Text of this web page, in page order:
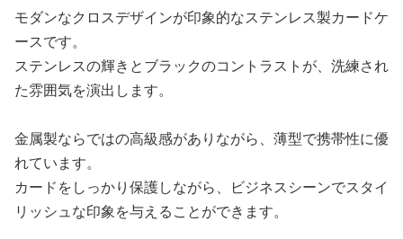
モダンなクロスデザインが印象的なステンレス製カードケ
ースです。
ステンレスの輝きとブラックのコントラストが、洗練され
た雰囲気を演出します。
金属製ならではの高級感がありながら、薄型で携帯性に優
れています。
カードをしっかり保護しながら、ビジネスシーンでスタイ
リッシュな印象を与えることができます。